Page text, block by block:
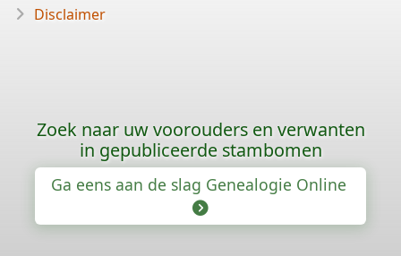
Disclaimer
Zoek naar uw voorouders en verwanten
in gepubliceerde stambomen
Ga eens aan de slag Genealogie Online